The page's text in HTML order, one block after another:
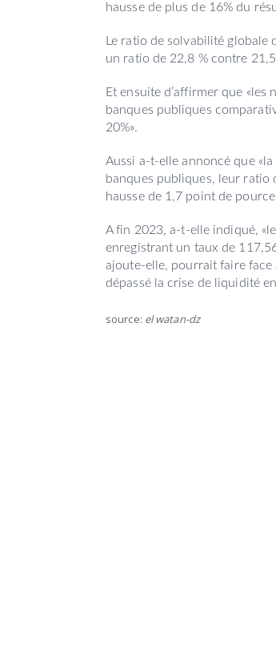
hausse de plus de 16% du
Le ratio de solvabilité globale
un ratio de 22,8 % contre
Et ensuite d’affirmer que
banques publiques
20%».
Aussi a-t-elle annoncé que
banques publiques, leur ratio
hausse de 1,7 point de
A fin 2023, a-t-elle indiqué,
enregistrant un taux de
ajoute-elle, pourrait faire face
dépassé la crise de liquidité
source: el watan-dz